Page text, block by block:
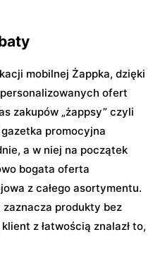
mobilnej Żappka, dzięki
ofert
zakupów „żappsy” czyli
promocyjna
a w niej na początek
bogata oferta
z całego asortymentu.
produkty bez
z łatwością znalazł to,